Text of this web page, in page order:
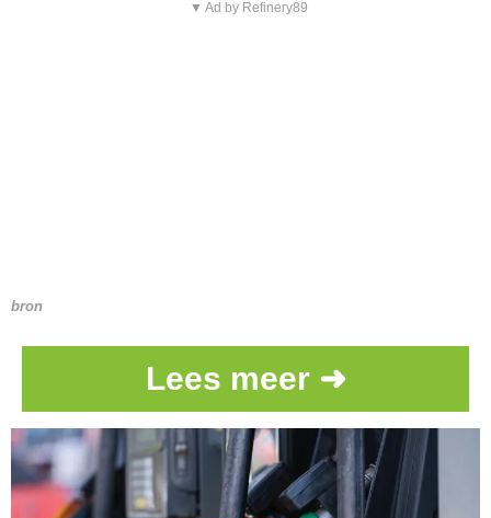
▼ Ad by Refinery89
bron
Lees meer ➜